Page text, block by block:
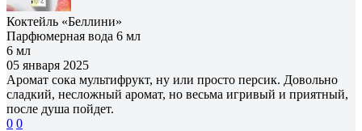
Коктейль «Беллини»
Парфюмерная вода 6 мл
6 мл
05 января 2025
Аромат сока мультифрукт, ну или просто персик. Довольно
сладкий, несложный аромат, но весьма игривый и приятный,
после душа пойдет.
0 0